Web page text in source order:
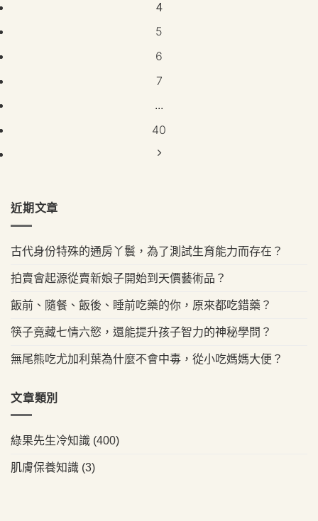
4
5
6
7
...
40
近期文章
古代身份特殊的通房丫鬟，為了測試生育能力而存在？
拍賣會起源從賣新娘子開始到天價藝術品？
飯前、隨餐、飯後、睡前吃藥的你，原來都吃錯藥？
筷子竟藏七情六慾，還能提升孩子智力的神秘學問？
無尾熊吃尤加利葉為什麼不會中毒，從小吃媽媽大便？
文章類別
綠果先生冷知識 (400)
肌膚保養知識 (3)